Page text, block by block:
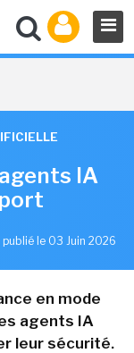
IA
publié le 03 Juin 2026
en mode
agents IA
leur sécurité.